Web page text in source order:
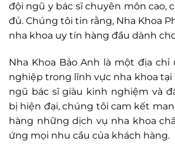
đội ngũ y bác sĩ chuyên môn cao,
đủ. Chúng tôi tin rằng, Nha Khoa
nha khoa uy tín hàng đầu dành
Nha Khoa Bảo Anh là một địa chỉ
nghiệp trong lĩnh vực nha khoa tại
ngũ bác sĩ giàu kinh nghiệm và
bị hiện đại, chúng tôi cam kết
hàng những dịch vụ nha khoa
ứng mọi nhu cầu của khách hàng.